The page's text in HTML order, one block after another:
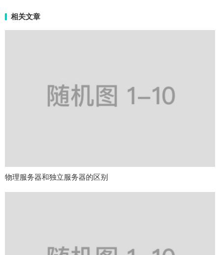
相关文章
物理服务器和独立服务器的区别